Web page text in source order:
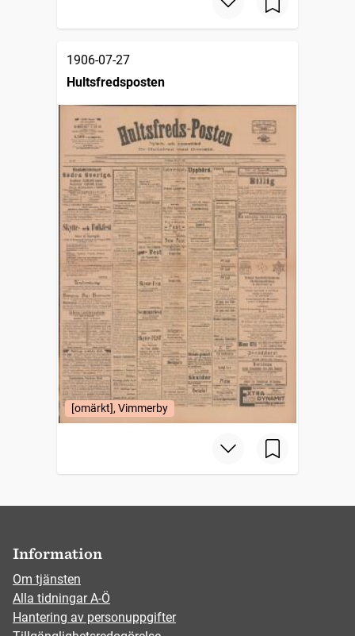
1906-07-27
Hultsfredsposten
[omärkt], Vimmerby
Information
Om tjänsten
Alla tidningar A-Ö
Hantering av personuppgifter